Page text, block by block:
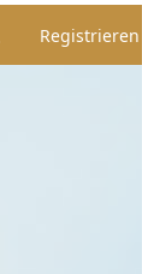
Registrieren